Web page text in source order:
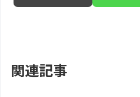
関連記事